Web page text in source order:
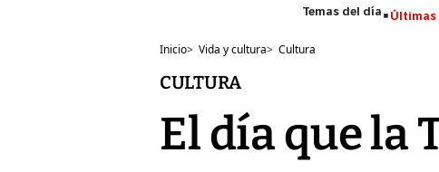
Inicio> Vida y cultura> Cultura
CULTURA
El día que la